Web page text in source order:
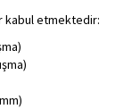
kabul etmektedir: